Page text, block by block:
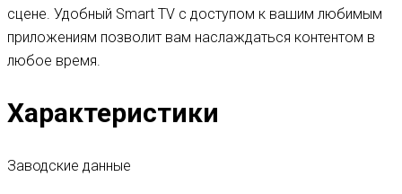
сцене. Удобный Smart TV с доступом к вашим любимым
приложениям позволит вам наслаждаться контентом в
любое время.
Характеристики
Заводские данные